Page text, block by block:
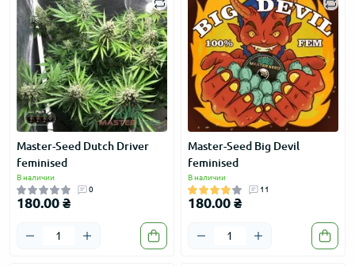
Master-Seed Dutch Driver
feminised
В наличии
0
180.00 ₴
Master-Seed Big Devil
feminised
В наличии
11
180.00 ₴